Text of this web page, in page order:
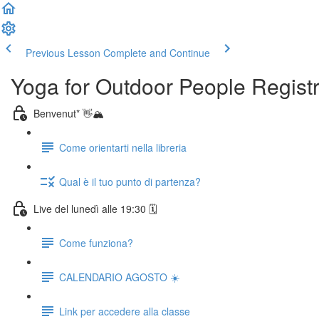
Previous Lesson Complete and Continue
Yoga for Outdoor People
Benvenut* 👋🏔️
Come orientarti nella libreria
Qual è il tuo punto di partenza?
Live del lunedì alle 19:30 🗓️
Come funziona?
CALENDARIO AGOSTO ☀️
Link per accedere alla classe